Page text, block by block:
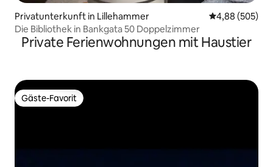
Privatunterkunft in Lillehammer
4,88 (505)
Die Bibliothek in Bankgata 50 Doppelzimmer
Private Ferienwohnungen mit Haustier
Gäste-Favorit
Gäste-Favorit